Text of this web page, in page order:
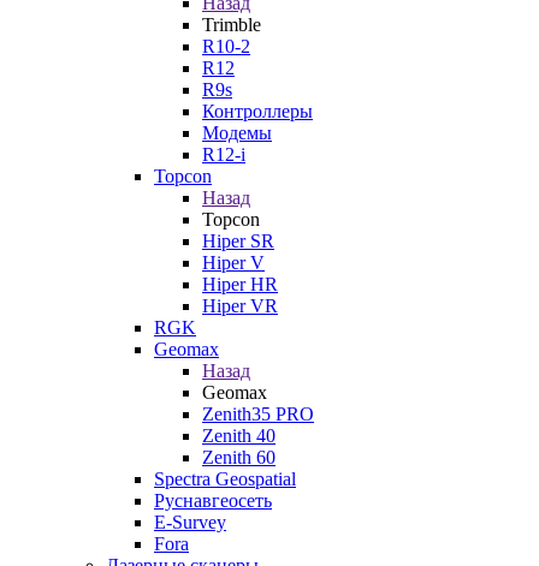
Trimble
R10-2
R12
R9s
Контроллеры
Модемы
R12-i
Topcon
Назад
Topcon
Hiper SR
Hiper V
Hiper HR
Hiper VR
RGK
Geomax
Назад
Geomax
Zenith35 PRO
Zenith 40
Zenith 60
Spectra Geospatial
Руснавгеосеть
E-Survey
Fora